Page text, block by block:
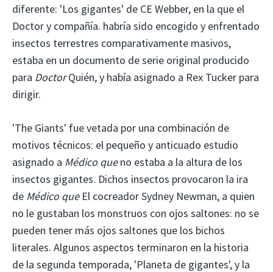
diferente: 'Los gigantes' de CE Webber, en la que el
Doctor y compañía. habría sido encogido y enfrentado
insectos terrestres comparativamente masivos,
estaba en un documento de serie original producido
para DoctorQuién, y había asignado a Rex Tucker para
dirigir.
'The Giants' fue vetada por una combinación de
motivos técnicos: el pequeño y anticuado estudio
asignado a Médico queno estaba a la altura de los
insectos gigantes. Dichos insectos provocaron la ira
de Médico queEl cocreador Sydney Newman, a quien
no le gustaban los monstruos con ojos saltones: no se
pueden tener más ojos saltones que los bichos
literales. Algunos aspectos terminaron en la historia
de la segunda temporada, 'Planeta de gigantes', y la